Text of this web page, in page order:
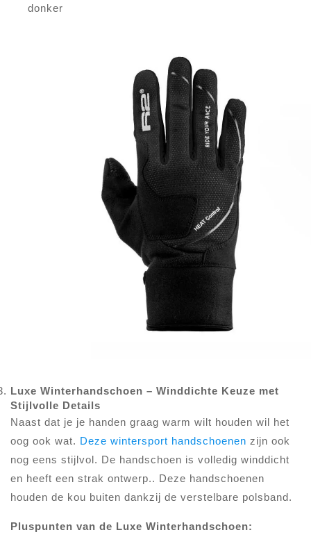
donker
Luxe Winterhandschoen – Winddichte Keuze met
Stijlvolle Details
Naast dat je je handen graag warm wilt houden wil het
oog ook wat. Deze wintersport handschoenen zijn ook
nog eens stijlvol. De handschoen is volledig winddicht
en heeft een strak ontwerp.. Deze handschoenen
houden de kou buiten dankzij de verstelbare polsband.
Pluspunten van de Luxe Winterhandschoen: